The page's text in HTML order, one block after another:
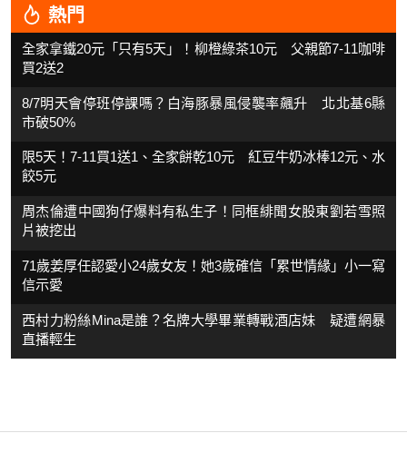
熱門
全家拿鐵20元「只有5天」！柳橙綠茶10元 父親節7-11咖啡
買2送2
8/7明天會停班停課嗎？白海豚暴風侵襲率飆升 北北基6縣
市破50%
限5天！7-11買1送1、全家餅乾10元 紅豆牛奶冰棒12元、水
餃5元
周杰倫遭中國狗仔爆料有私生子！同框緋聞女股東劉若雪照
片被挖出
71歲姜厚任認愛小24歲女友！她3歲確信「累世情緣」小一寫
信示愛
西村力粉絲Mina是誰？名牌大學畢業轉戰酒店妹 疑遭網暴
直播輕生